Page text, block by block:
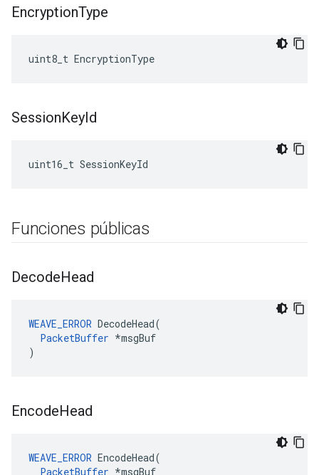
EncryptionType
uint8_t EncryptionType
SessionKeyId
uint16_t SessionKeyId
Funciones públicas
DecodeHead
WEAVE_ERROR DecodeHead(
PacketBuffer *msgBuf
)
EncodeHead
WEAVE_ERROR EncodeHead(
PacketBuffer *msgBuf